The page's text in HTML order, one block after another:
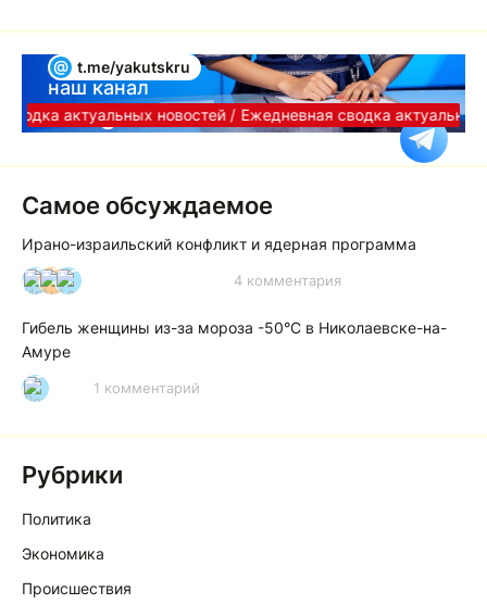
наш канал
Telegram
@ t.me/yakutskru
актуальных новостей / Ежедневная сводка актуальных
Самое обсуждаемое
Ирано-израильский конфликт и ядерная программа
И А А 4 комментария
Гибель женщины из-за мороза -50°C в Николаевске-на-
Амуре
Р 1 комментарий
Рубрики
Политика
Экономика
Происшествия